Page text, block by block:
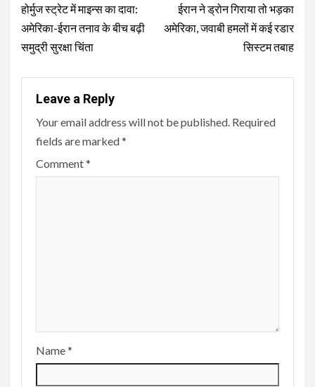
Reading
होर्मुज स्ट्रेट में माइन्स का दावा:
अमेरिका-ईरान तनाव के बीच बढ़ी
समुद्री सुरक्षा चिंता
ईरान ने ड्रोन गिराया तो भड़का
अमेरिका, जवाबी हमलों में कई रडार
सिस्टम तबाह
Leave a Reply
Your email address will not be published. Required
fields are marked*
Comment*
Name*